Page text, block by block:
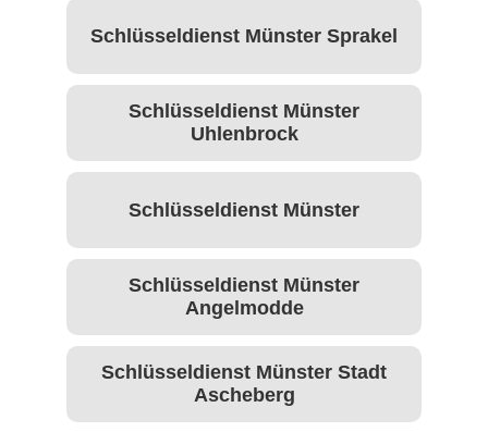
Schlüsseldienst Münster Sprakel
Schlüsseldienst Münster
Uhlenbrock
Schlüsseldienst Münster⁠
Schlüsseldienst Münster
Angelmodde
Schlüsseldienst Münster Stadt
Ascheberg